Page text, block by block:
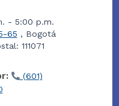
- 5:00 p.m.
65 , Bogotá
111071
(601)